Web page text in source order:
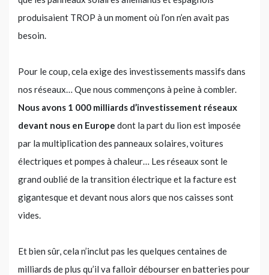
produisaient TROP à un moment où l’on n’en avait pas
besoin.
Pour le coup, cela exige des investissements massifs dans
nos réseaux… Que nous commençons à peine à combler.
Nous avons 1 000 milliards d’investissement réseaux
devant nous en Europe dont la part du lion est imposée
par la multiplication des panneaux solaires, voitures
électriques et pompes à chaleur… Les réseaux sont le
grand oublié de la transition électrique et la facture est
gigantesque et devant nous alors que nos caisses sont
vides.
Et bien sûr, cela n’inclut pas les quelques centaines de
milliards de plus qu’il va falloir débourser en batteries pour